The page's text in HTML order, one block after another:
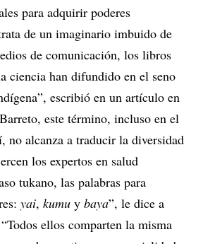
para adquirir poderes
de un imaginario imbuido de
de comunicación, los libros
ciencia han difundido en el seno
escribió en un artículo en
este término, incluso en el
no alcanza a traducir la diversidad
los expertos en salud
tukano, las palabras para
yai, kumu y baya”, le dice a
ellos comparten la misma